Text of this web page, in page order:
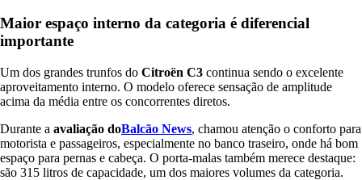
Maior espaço interno da categoria é diferencial
importante
Um dos grandes trunfos do Citroën C3 continua sendo o excelente
aproveitamento interno. O modelo oferece sensação de amplitude
acima da média entre os concorrentes diretos.
Durante a avaliação doBalcão News, chamou atenção o conforto para
motorista e passageiros, especialmente no banco traseiro, onde há bom
espaço para pernas e cabeça. O porta-malas também merece destaque:
são 315 litros de capacidade, um dos maiores volumes da categoria.